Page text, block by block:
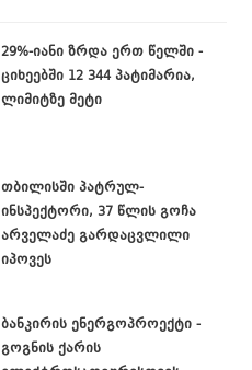
29%-იანი ზრდა ერთ წელში -
ციხეებში 12 344 პატიმარია,
ლიმიტზე მეტი
თბილისში პატრულ-
ინსპექტორი, 37 წლის გოჩა
არველაძე გარდაცვლილი
იპოვეს
ბანკირის ენერგოპროექტი -
გოგნის ქარის